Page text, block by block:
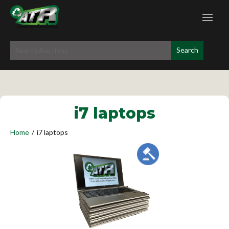
i7 laptops
Home / i7 laptops